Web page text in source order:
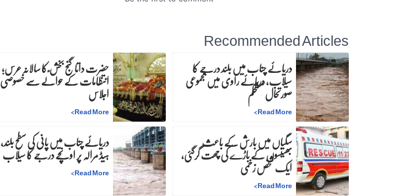
Recommended Articles
دریائے چناب میں بلند درجے کا
سیلاب، دریائے راوی میں مجموعی
صورتحال مستحکم
Read More
>
حضرت داتا گنج بخش ؒ کا سالانہ عرس;
انتظامات کے حوالے سے خصوصی
اجلاس
Read More
>
سگیاں میں بارش کے باعث
بھینسوں کے باڑے کی چھت گرگئی،
ایک شخص زخمی
Read More
>
دریائے چناب میں پانی کی سطح بلند،
ہیڈ مرالہ پر اونچے درجے کا سیلاب
Read More
>